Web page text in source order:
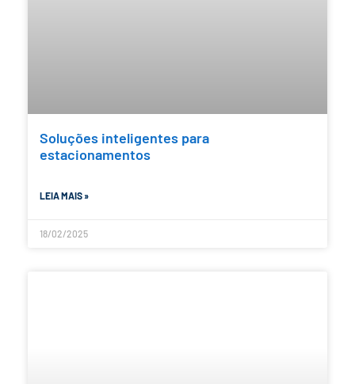
Soluções inteligentes para
estacionamentos
LEIA MAIS »
18/02/2025